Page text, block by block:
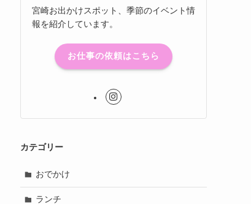
宮崎お出かけスポット、季節のイベント情
報を紹介しています。
お仕事の依頼はこちら
カテゴリー
おでかけ
ランチ